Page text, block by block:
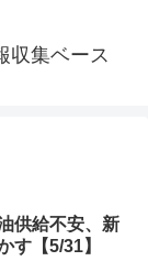
収集ベース
供給不安、新
す【5/31】